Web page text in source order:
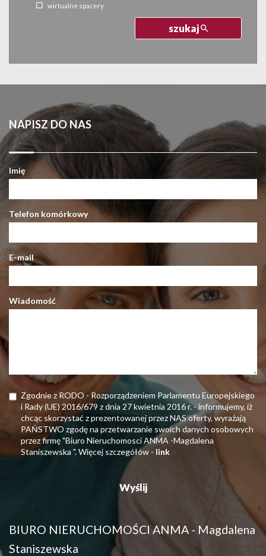
wirtualne spacery
szukaj
NAPISZ DO NAS
Imię
Telefon komórkowy
E-mail
Wiadomość
Zgodnie z RODO - Rozporządzeniem Parlamentu Europejskiego
i Rady (UE) 2016/679 z dnia 27 kwietnia 2016 r. - informujemy, iż
chcąc skorzystać z prezentowanej przez NAS oferty, wyrażają
PAŃSTWO zgodę na przetwarzanie swoich danych osobowych
przez firmę "Biuro Nieruchomosci ANMA -Magdalena
Staniszewska ". Więcej szczegółów - link
BIURO NIERUCHOMOŚCI ANMA - Magdalena
Staniszewska